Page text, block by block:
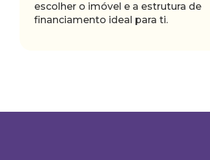
escolher o imóvel e a estrutura de
financiamento ideal para ti.